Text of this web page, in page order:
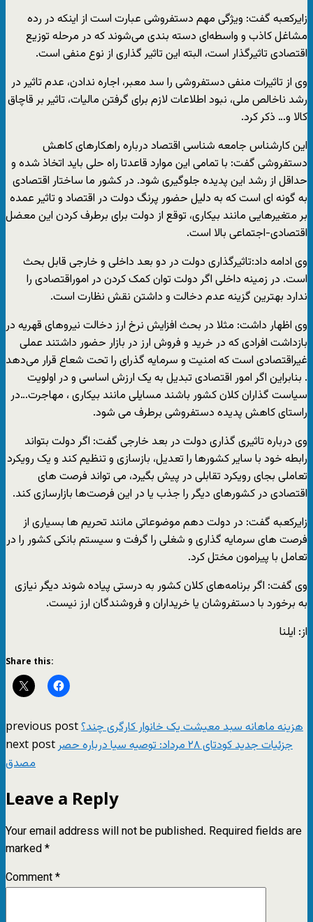
زایرکعبه گفت: ویژگی مهم دستفروشی عبارت است از اینکه در رده
مشاغل کاذب و واسطه‌ای دسته بندی می‌شوند که در مرحله توزیع
اقتصادی تاثیرگذار است، البته این تاثیر گذاری از نوع منفی است.
وی از تاثیرات منفی دستفروشی را سد معبر، اجاره ندادن، عدم تاثیر در
رشد ناخالص ملی، نبود اطلاعات لازم برای گرفتن مالیات، تاثیر بر قاچاق
کالا و… ذکر کرد.
این کارشناس جامعه شناسی اقتصاد درباره راهکارهای کاهش
دستفروشی گفت: با تمامی این موارد قاعدتا راه حلی باید اتخاذ شده و
حداقل از رشد این پدیده جلوگیری شود. در کشور ما ساختار اقتصادی
به گونه ای است که به دلیل حضور پرنگ دولت در اقتصاد و تاثیر عمده
بر متغیرهایی مانند بیکاری، توقع از دولت برای برطرف کردن این معضل
اقتصادی-اجتماعی بالا است.
وی ادامه داد:تاثیرگذاری دولت در دو بعد داخلی و خارجی قابل بحث
است. در زمینه داخلی اگر دولت توان کمک کردن در اموراقتصادی را
ندارد بهترین گزینه عدم دخالت و داشتن نقش نظارت است.
وی اظهار داشت: مثلا در بحث افزایش نرخ ارز دخالت نیروهای قهریه در
بازداشت افرادی که در خرید و فروش ارز در بازار حضور داشتند عملی
غیراقتصادی است که امنیت و سرمایه گذرای را تحت شعاع قرار می‌دهد
. بنابراین اگر امور اقتصادی تبدیل به یک ارزش اساسی و در اولویت
سیاست گذاران کلان کشور باشند مسایلی مانند بیکاری ، مهاجرت…در
راستای کاهش پدیده دستفروشی برطرف می شود.
وی درباره تاثیری گذاری دولت در بعد خارجی گفت: اگر دولت بتواند
رابطه خود با سایر کشورها را تعدیل، بازسازی و تنظیم کند و یک رویکرد
تعاملی بجای رویکرد تقابلی در پیش بگیرد، می تواند فرصت های
اقتصادی در کشورهای دیگر را جذب یا در این فرصت‌ها بازارسازی کند.
زایرکعبه گفت: در دولت دهم موضوعاتی مانند تحریم ها بسیاری از
فرصت های سرمایه گذاری و شغلی را گرفت و سیستم بانکی کشور را در
تعامل با پیرامون مختل کرد.
وی گفت: اگر برنامه‌های کلان کشور به درستی پیاده شوند دیگر نیازی
به برخورد با دستفروشان یا خریداران و فروشندگان ارز نیست.
از: ایلنا
Share this:
previous postهزینه ماهانه سبد معیشت یک خانوار کارگری چند؟
next postجزئیات جدید کودتای ۲۸ مرداد: توصیه سیا درباره حصر
مصدق
Leave a Reply
Your email address will not be published. Required fields are
marked*
Comment*